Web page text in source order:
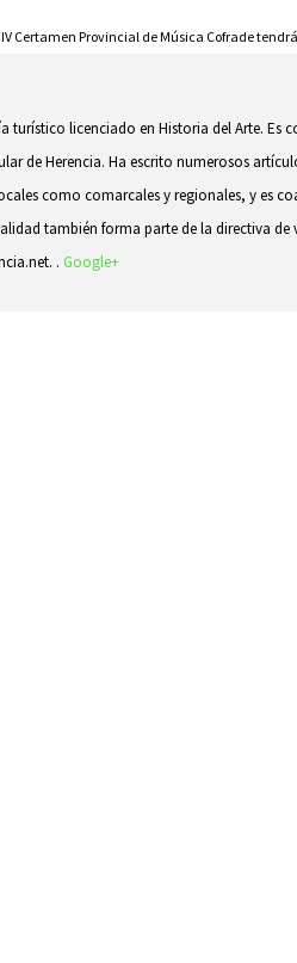
turístico licenciado en Historia del Arte. Es
de Herencia. Ha escrito numerosos
como comarcales y regionales, y es
también forma parte de la directiva de
. Google+